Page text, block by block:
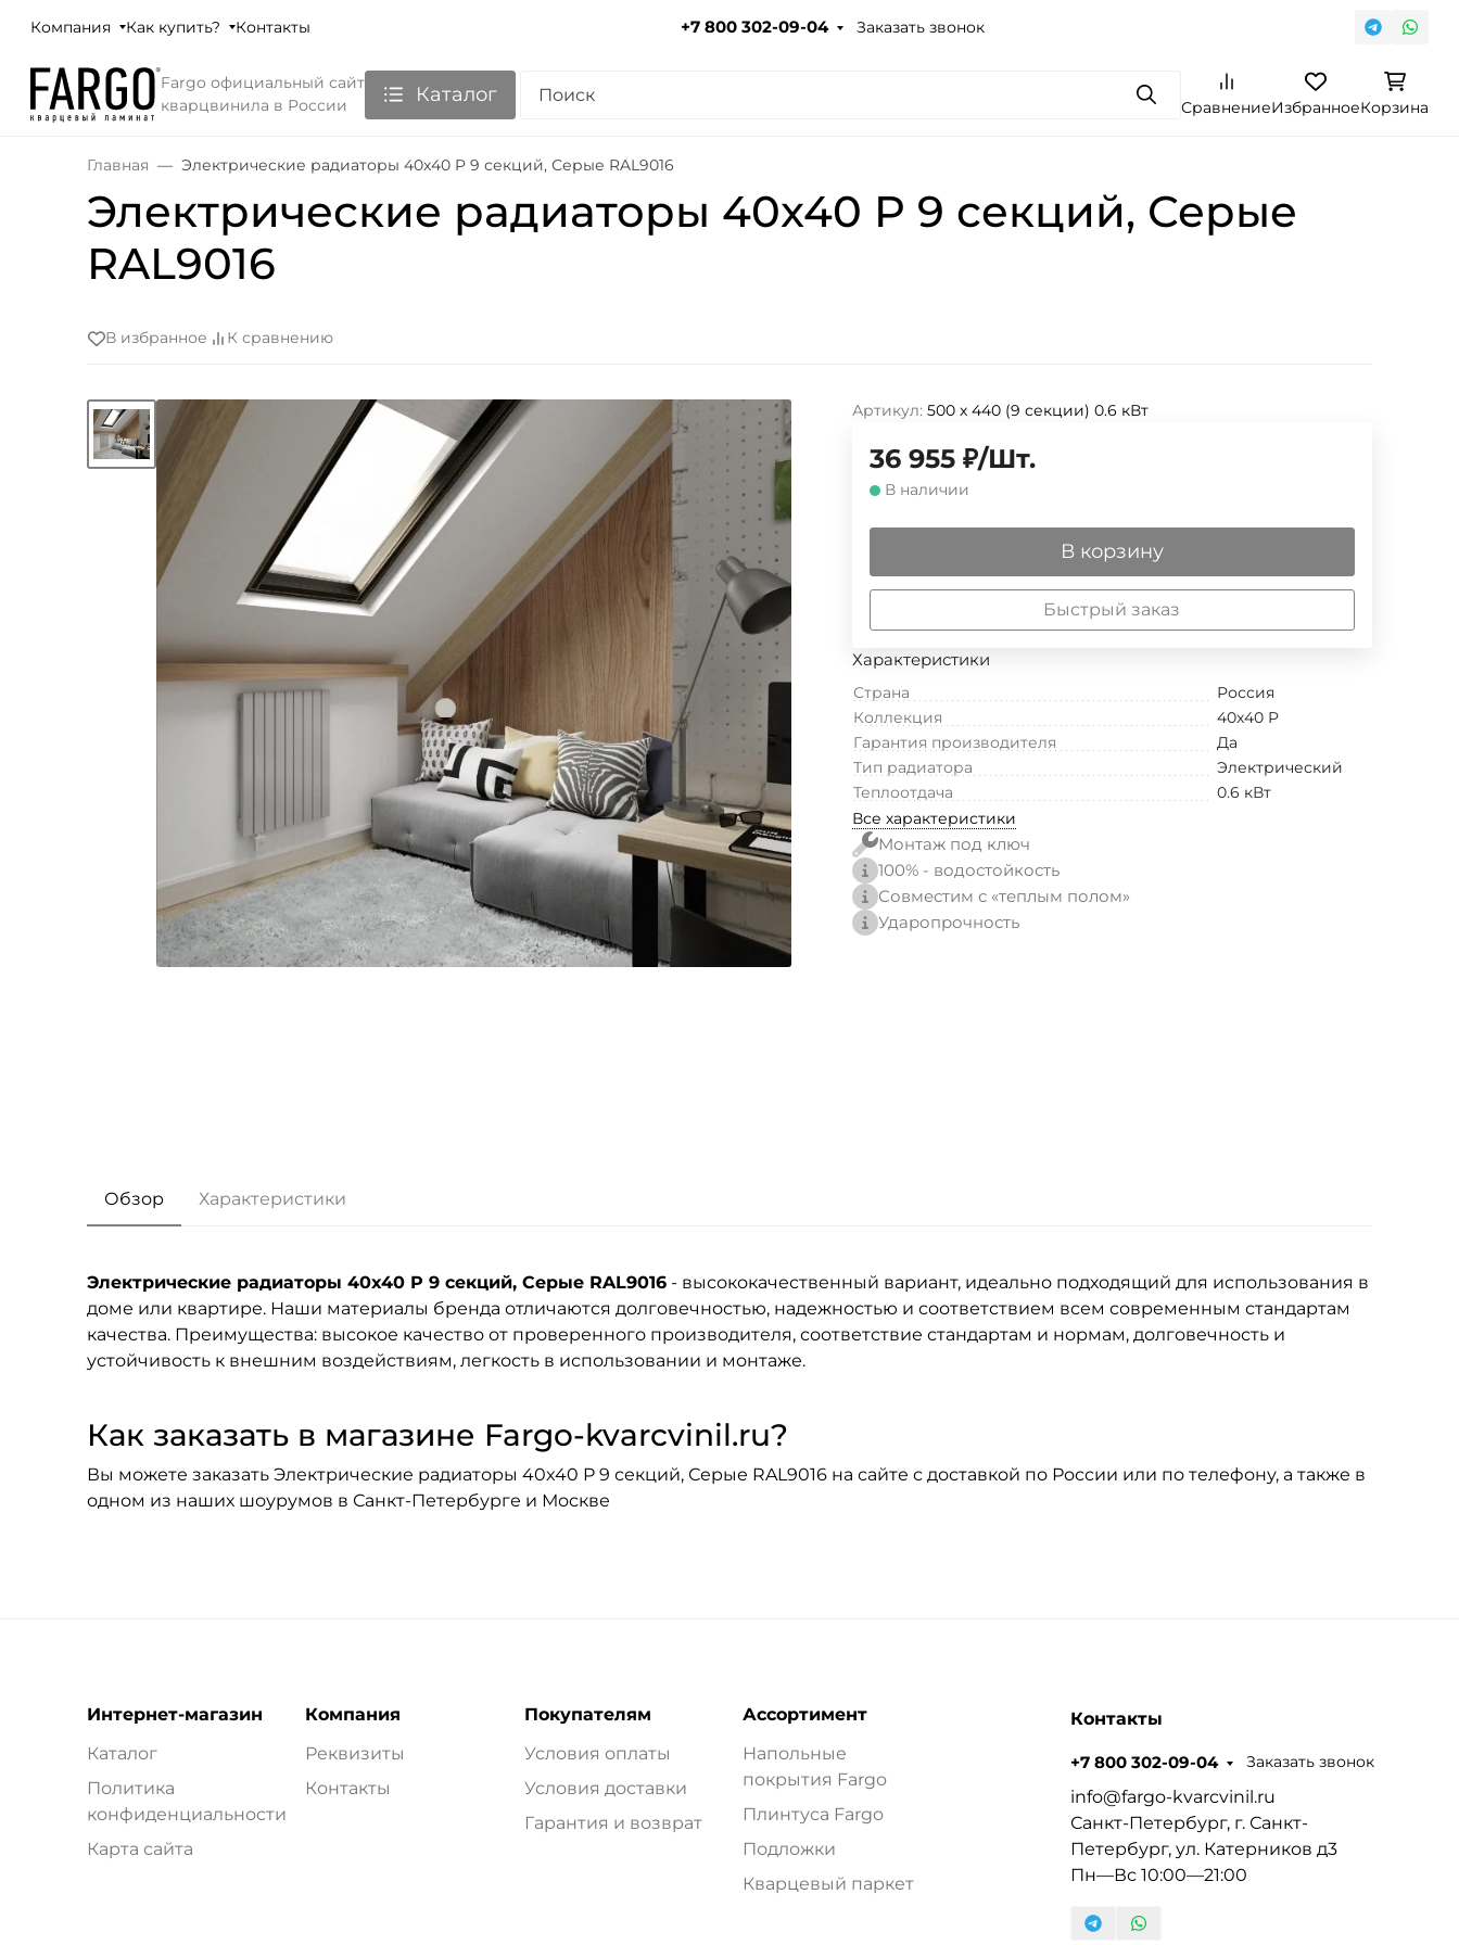
Компания Как купить? Контакты +7 800 302-09-04 Заказать звонок
Fargo официальный сайт
кварцвинила в России
Каталог ПоискСравнениеИзбранноеКорзина
Главная Электрические радиаторы 40x40 P 9 секций, Серые RAL9016
Электрические радиаторы 40x40 P 9 секций, Серые
RAL9016
В избранное К сравнению
Артикул: 500 х 440 (9 секции) 0.6 кВт
36 955 ₽/Шт.
В наличии
В корзину
Быстрый заказ
Характеристики
Страна
Россия
Коллекция
40x40 P
Гарантия производителя
Да
Тип радиатора
Электрический
Теплоотдача
0.6 кВт
Все характеристики
Монтаж под ключ
100% - водостойкость
Совместим с «теплым полом»
Ударопрочность
Обзор Характеристики
Электрические радиаторы 40x40 P 9 секций, Серые RAL9016 - высококачественный вариант, идеально подходящий для использования в
доме или квартире. Наши материалы бренда отличаются долговечностью, надежностью и соответствием всем современным стандартам
качества. Преимущества: высокое качество от проверенного производителя, соответствие стандартам и нормам, долговечность и
устойчивость к внешним воздействиям, легкость в использовании и монтаже.
Как заказать в магазине Fargo-kvarcvinil.ru?
Вы можете заказать Электрические радиаторы 40x40 P 9 секций, Серые RAL9016 на сайте с доставкой по России или по телефону, а также в
одном из наших шоурумов в Санкт-Петербурге и Москве
Интернет-магазин
Каталог
Политика
конфиденциальности
Карта сайта
Компания
Реквизиты
Контакты
Покупателям
Условия оплаты
Условия доставки
Гарантия и возврат
Ассортимент
Напольные
покрытия Fargo
Плинтуса Fargo
Подложки
Кварцевый паркет
Контакты
+7 800 302-09-04 Заказать звонок
info@fargo-kvarcvinil.ru
Санкт-Петербург, г. Санкт-
Петербург, ул. Катерников д3
Пн—Вс 10:00—21:00